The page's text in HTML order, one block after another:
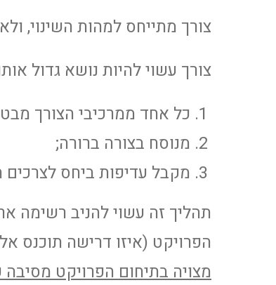
צורך מתייחס למהות השינוי,
צורך עשוי להיות נושא גדול
כל אחד ממרכיבי הצורך
מנוסח בצורה ברורה;
מקבל עדיפות ביחס לצרכים
תהליך זה עשוי להניב רשימה
הפרויקט (איזו דרישה תוכנס
מצויה בתיחום הפרויקט